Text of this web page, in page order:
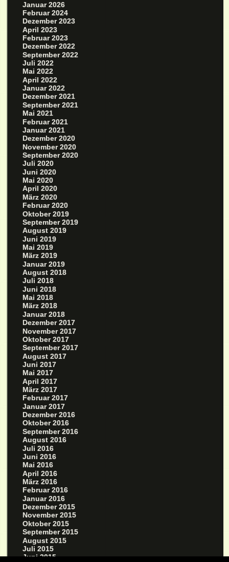
Januar 2026
Februar 2024
Dezember 2023
April 2023
Februar 2023
Dezember 2022
September 2022
Juli 2022
Mai 2022
April 2022
Januar 2022
Dezember 2021
September 2021
Mai 2021
Februar 2021
Januar 2021
Dezember 2020
November 2020
September 2020
Juli 2020
Juni 2020
Mai 2020
April 2020
März 2020
Februar 2020
Oktober 2019
September 2019
August 2019
Juni 2019
Mai 2019
März 2019
Januar 2019
August 2018
Juli 2018
Juni 2018
Mai 2018
März 2018
Januar 2018
Dezember 2017
November 2017
Oktober 2017
September 2017
August 2017
Juni 2017
Mai 2017
April 2017
März 2017
Februar 2017
Januar 2017
Dezember 2016
Oktober 2016
September 2016
August 2016
Juli 2016
Juni 2016
Mai 2016
April 2016
März 2016
Februar 2016
Januar 2016
Dezember 2015
November 2015
Oktober 2015
September 2015
August 2015
Juli 2015
Juni 2015